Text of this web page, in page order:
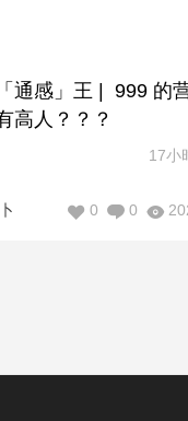
通感」王 | 999 的
高人？？？
17小
0
0